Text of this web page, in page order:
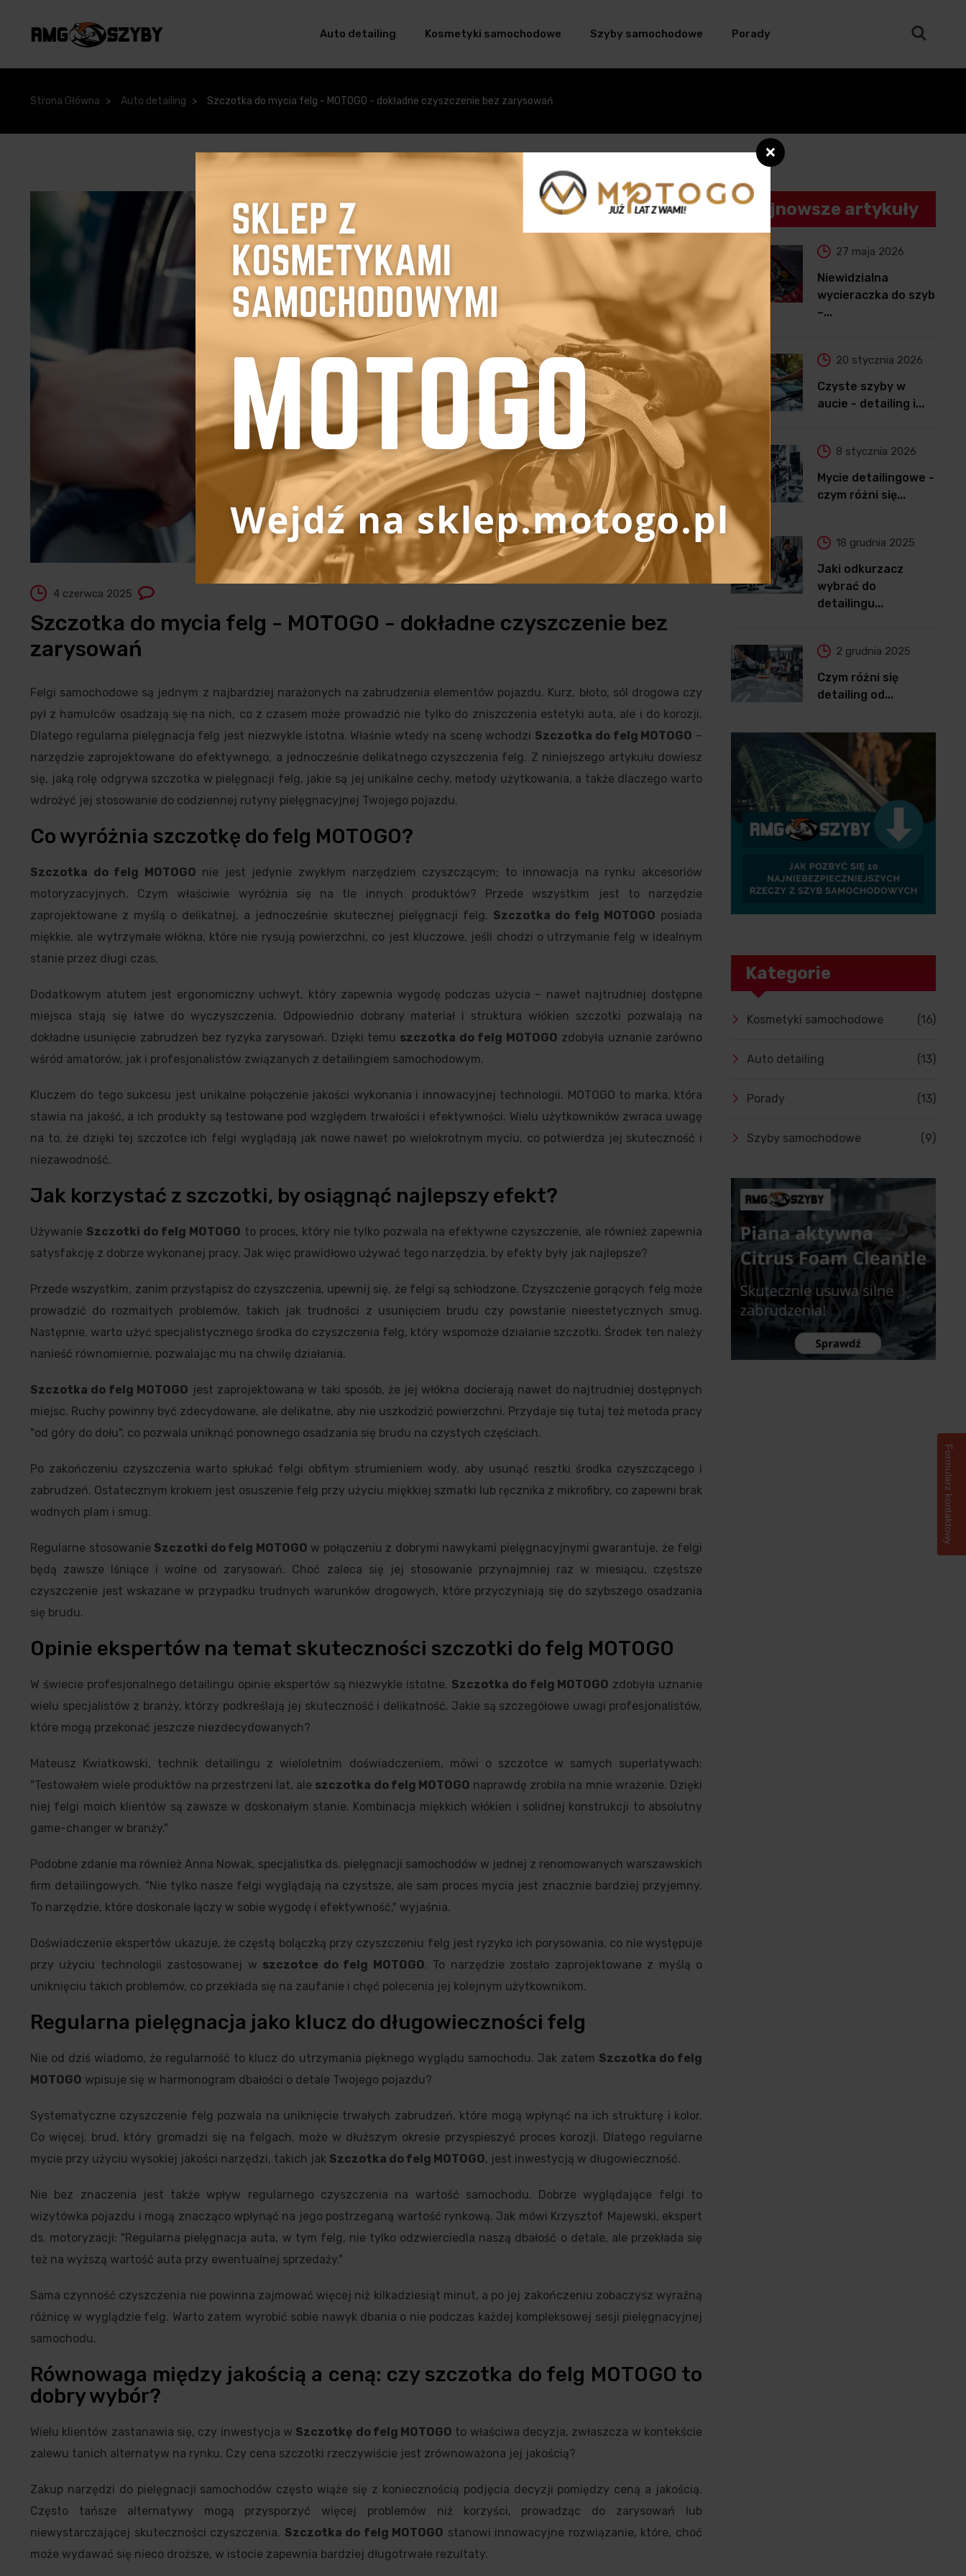
Auto detailing Kosmetyki samochodowe Szyby samochodowe Porady
Strona Główna Auto detailing Szczotka do mycia felg - MOTOGO - dokładne czyszczenie bez zarysowań
4 czerwca 2025
Szczotka do mycia felg - MOTOGO - dokładne czyszczenie bez
zarysowań
Felgi samochodowe są jednym z najbardziej narażonych na zabrudzenia elementów pojazdu. Kurz, błoto, sól drogowa czy
pył z hamulców osadzają się na nich, co z czasem może prowadzić nie tylko do zniszczenia estetyki auta, ale i do korozji.
Dlatego regularna pielęgnacja felg jest niezwykle istotna. Właśnie wtedy na scenę wchodzi Szczotka do felg MOTOGO –
narzędzie zaprojektowane do efektywnego, a jednocześnie delikatnego czyszczenia felg. Z niniejszego artykułu dowiesz
się, jaką rolę odgrywa szczotka w pielęgnacji felg, jakie są jej unikalne cechy, metody użytkowania, a także dlaczego warto
wdrożyć jej stosowanie do codziennej rutyny pielęgnacyjnej Twojego pojazdu.
Co wyróżnia szczotkę do felg MOTOGO?
Szczotka do felg MOTOGO nie jest jedynie zwykłym narzędziem czyszczącym; to innowacja na rynku akcesoriów
motoryzacyjnych. Czym właściwie wyróżnia się na tle innych produktów? Przede wszystkim jest to narzędzie
zaprojektowane z myślą o delikatnej, a jednocześnie skutecznej pielęgnacji felg. Szczotka do felg MOTOGO posiada
miękkie, ale wytrzymałe włókna, które nie rysują powierzchni, co jest kluczowe, jeśli chodzi o utrzymanie felg w idealnym
stanie przez długi czas.
Dodatkowym atutem jest ergonomiczny uchwyt, który zapewnia wygodę podczas użycia – nawet najtrudniej dostępne
miejsca stają się łatwe do wyczyszczenia. Odpowiednio dobrany materiał i struktura włókien szczotki pozwalają na
dokładne usunięcie zabrudzeń bez ryzyka zarysowań. Dzięki temu szczotka do felg MOTOGO zdobyła uznanie zarówno
wśród amatorów, jak i profesjonalistów związanych z detailingiem samochodowym.
Kluczem do tego sukcesu jest unikalne połączenie jakości wykonania i innowacyjnej technologii. MOTOGO to marka, która
stawia na jakość, a ich produkty są testowane pod względem trwałości i efektywności. Wielu użytkowników zwraca uwagę
na to, że dzięki tej szczotce ich felgi wyglądają jak nowe nawet po wielokrotnym myciu, co potwierdza jej skuteczność i
niezawodność.
Jak korzystać z szczotki, by osiągnąć najlepszy efekt?
Używanie Szczotki do felg MOTOGO to proces, który nie tylko pozwala na efektywne czyszczenie, ale również zapewnia
satysfakcję z dobrze wykonanej pracy. Jak więc prawidłowo używać tego narzędzia, by efekty były jak najlepsze?
Przede wszystkim, zanim przystąpisz do czyszczenia, upewnij się, że felgi są schłodzone. Czyszczenie gorących felg może
prowadzić do rozmaitych problemów, takich jak trudności z usunięciem brudu czy powstanie nieestetycznych smug.
Następnie, warto użyć specjalistycznego środka do czyszczenia felg, który wspomoże działanie szczotki. Środek ten należy
nanieść równomiernie, pozwalając mu na chwilę działania.
Szczotka do felg MOTOGO jest zaprojektowana w taki sposób, że jej włókna docierają nawet do najtrudniej dostępnych
miejsc. Ruchy powinny być zdecydowane, ale delikatne, aby nie uszkodzić powierzchni. Przydaje się tutaj też metoda pracy
"od góry do dołu", co pozwala uniknąć ponownego osadzania się brudu na czystych częściach.
Po zakończeniu czyszczenia warto spłukać felgi obfitym strumieniem wody, aby usunąć resztki środka czyszczącego i
zabrudzeń. Ostatecznym krokiem jest osuszenie felg przy użyciu miękkiej szmatki lub ręcznika z mikrofibry, co zapewni brak
wodnych plam i smug.
Regularne stosowanie Szczotki do felg MOTOGO w połączeniu z dobrymi nawykami pielęgnacyjnymi gwarantuje, że felgi
będą zawsze lśniące i wolne od zarysowań. Choć zaleca się jej stosowanie przynajmniej raz w miesiącu, częstsze
czyszczenie jest wskazane w przypadku trudnych warunków drogowych, które przyczyniają się do szybszego osadzania
się brudu.
Opinie ekspertów na temat skuteczności szczotki do felg MOTOGO
W świecie profesjonalnego detailingu opinie ekspertów są niezwykle istotne. Szczotka do felg MOTOGO zdobyła uznanie
wielu specjalistów z branży, którzy podkreślają jej skuteczność i delikatność. Jakie są szczegółowe uwagi profesjonalistów,
które mogą przekonać jeszcze niezdecydowanych?
Mateusz Kwiatkowski, technik detailingu z wieloletnim doświadczeniem, mówi o szczotce w samych superlatywach:
"Testowałem wiele produktów na przestrzeni lat, ale szczotka do felg MOTOGO naprawdę zrobiła na mnie wrażenie. Dzięki
niej felgi moich klientów są zawsze w doskonałym stanie. Kombinacja miękkich włókien i solidnej konstrukcji to absolutny
game-changer w branży."
Podobne zdanie ma również Anna Nowak, specjalistka ds. pielęgnacji samochodów w jednej z renomowanych warszawskich
firm detailingowych. "Nie tylko nasze felgi wyglądają na czystsze, ale sam proces mycia jest znacznie bardziej przyjemny.
To narzędzie, które doskonale łączy w sobie wygodę i efektywność," wyjaśnia.
Doświadczenie ekspertów ukazuje, że częstą bolączką przy czyszczeniu felg jest ryzyko ich porysowania, co nie występuje
przy użyciu technologii zastosowanej w szczotce do felg MOTOGO. To narzędzie zostało zaprojektowane z myślą o
uniknięciu takich problemów, co przekłada się na zaufanie i chęć polecenia jej kolejnym użytkownikom.
Regularna pielęgnacja jako klucz do długowieczności felg
Nie od dziś wiadomo, że regularność to klucz do utrzymania pięknego wyglądu samochodu. Jak zatem Szczotka do felg
MOTOGO wpisuje się w harmonogram dbałości o detale Twojego pojazdu?
Systematyczne czyszczenie felg pozwala na uniknięcie trwałych zabrudzeń, które mogą wpłynąć na ich strukturę i kolor.
Co więcej, brud, który gromadzi się na felgach, może w dłuższym okresie przyspieszyć proces korozji. Dlatego regularne
mycie przy użyciu wysokiej jakości narzędzi, takich jak Szczotka do felg MOTOGO, jest inwestycją w długowieczność.
Nie bez znaczenia jest także wpływ regularnego czyszczenia na wartość samochodu. Dobrze wyglądające felgi to
wizytówka pojazdu i mogą znacząco wpłynąć na jego postrzeganą wartość rynkową. Jak mówi Krzysztof Majewski, ekspert
ds. motoryzacji: "Regularna pielęgnacja auta, w tym felg, nie tylko odzwierciedla naszą dbałość o detale, ale przekłada się
też na wyższą wartość auta przy ewentualnej sprzedaży."
Sama czynność czyszczenia nie powinna zajmować więcej niż kilkadziesiąt minut, a po jej zakończeniu zobaczysz wyraźną
różnicę w wyglądzie felg. Warto zatem wyrobić sobie nawyk dbania o nie podczas każdej kompleksowej sesji pielęgnacyjnej
samochodu.
Równowaga między jakością a ceną: czy szczotka do felg MOTOGO to
dobry wybór?
Wielu klientów zastanawia się, czy inwestycja w Szczotkę do felg MOTOGO to właściwa decyzja, zwłaszcza w kontekście
zalewu tanich alternatyw na rynku. Czy cena szczotki rzeczywiście jest zrównoważona jej jakością?
Zakup narzędzi do pielęgnacji samochodów często wiąże się z koniecznością podjęcia decyzji pomiędzy ceną a jakością.
Często tańsze alternatywy mogą przysporzyć więcej problemów niż korzyści, prowadząc do zarysowań lub
niewystarczającej skuteczności czyszczenia. Szczotka do felg MOTOGO stanowi innowacyjne rozwiązanie, które, choć
może wydawać się nieco droższe, w istocie zapewnia bardziej długotrwałe rezultaty.
Najnowsze artykuły
27 maja 2026
Niewidzialna
wycieraczka do szyb
–...
20 stycznia 2026
Czyste szyby w
aucie - detailing i...
8 stycznia 2026
Mycie detailingowe -
czym różni się...
18 grudnia 2025
Jaki odkurzacz
wybrać do
detailingu...
2 grudnia 2025
Czym różni się
detailing od...
Kategorie
Kosmetyki samochodowe (16)
Auto detailing (13)
Porady (13)
Szyby samochodowe (9)
Formularz kontaktowy
❌